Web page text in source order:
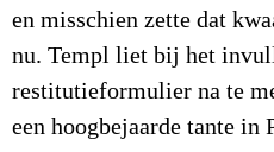
en misschien zette dat
nu. Templ liet bij het
restitutieformulier na te
een hoogbejaarde tante in